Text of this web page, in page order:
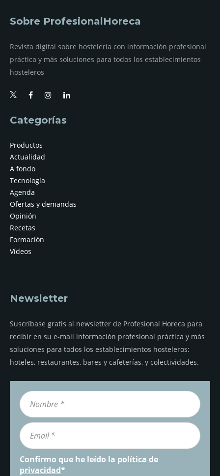
Sobre ProfesionalHoreca
Revista digital sobre hostelería con información profesional
práctica y más soluciones para todos los establecimientos
hosteleros
Categorías
Productos
Actualidad
A fondo
Tecnología
Agenda
Ofertas y demandas
Opinión
Recetas
Formación
Vídeos
Newsletter
Suscríbase gratis al newsletter de Profesional Horeca para
recibir en su e-mail información profesional práctica y más
soluciones para todos los establecimientos hosteleros:
hoteles, restaurantes, bares y cafeterías, y colectividades.
Confirmo que he leído la política de
privacidad*